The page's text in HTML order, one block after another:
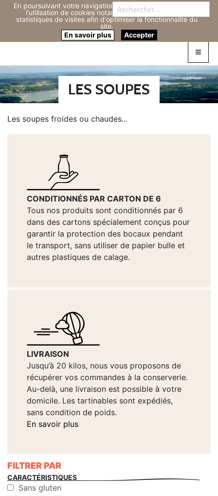
En poursuivant votre navigation sur ce site, vous acceptez
l'utilisation de cookies notamment pour réaliser des
statistiques de visites afin d'optimiser la fonctionnalité du
site.
En savoir plus
Accepter
Connexion
LES SOUPES
Les soupes froides ou chaudes...
CONDITIONNÉS PAR CARTON DE 6
Tous nos produits sont conditionnés par 6
dans des cartons spécialement conçus pour
garantir la protection des bocaux pendant
le transport, sans utiliser de papier bulle et
autres plastiques de calage.
LIVRAISON
Jusqu’à 20 kilos, nous vous proposons de
récupérer vos commandes à la conserverie.
Au-delà, une livraison est possible à votre
domicile. Les tartinables sont expédiés,
sans condition de poids.
En savoir plus
FILTRER PAR
CARACTÉRISTIQUES
Sans gluten